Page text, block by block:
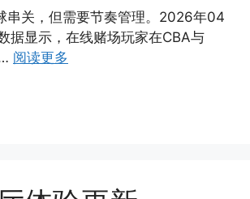
串关，但需要节奏管理。2026年04
据显示，在线赌场玩家在CBA与
阅读更多